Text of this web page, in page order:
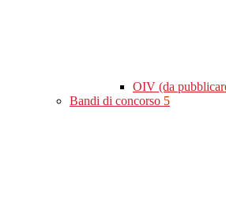
OIV (da
Bandi di concorso 5